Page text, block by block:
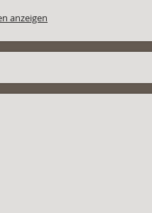
anzeigen